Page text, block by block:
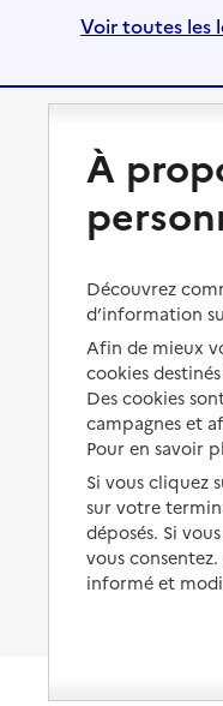
Voir toutes les
Perte d'autonomie :
et droits
s'équiper
Préserver son
santé
Organiser à l'avance
protection
Les mesures de
Les obligations de la
À qui s’adresser ?
À
Découvrez
d’information
Afin de mieux
cookies
Des cookies
campagnes et
Pour en savoir
Si vous cliquez
sur votre
déposés. Si
vous
informé et